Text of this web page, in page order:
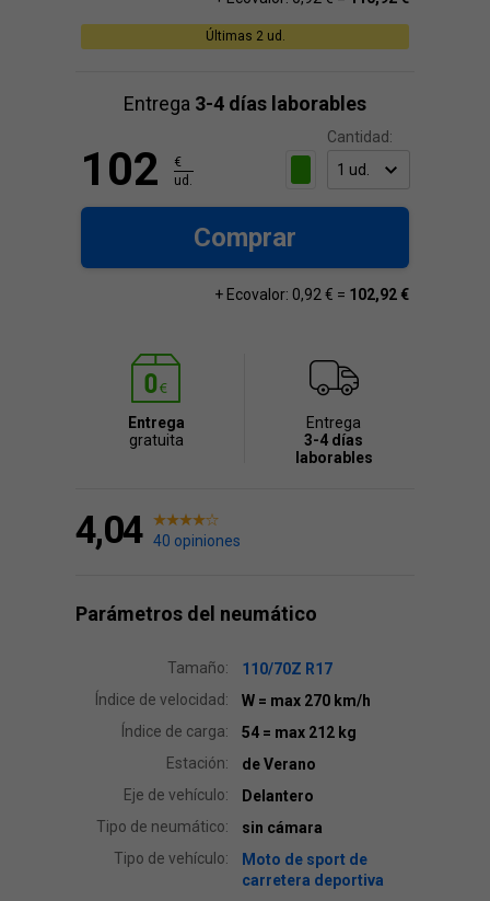
Últimas 2 ud.
Entrega 3-4 días laborables
Cantidad:
102
€
ud.
Comprar
+ Ecovalor: 0,92 € = 102,92 €
Entrega
gratuita
Entrega
3-4 días
laborables
4,04 40 opiniones
Parámetros del neumático
Tamaño:
110/70Z R17
Índice de velocidad:
W = max 270 km/h
Índice de carga:
54 = max 212 kg
Estación:
de Verano
Eje de vehículo:
Delantero
Tipo de neumático:
sin cámara
Tipo de vehículo:
Moto de sport de
carretera deportiva